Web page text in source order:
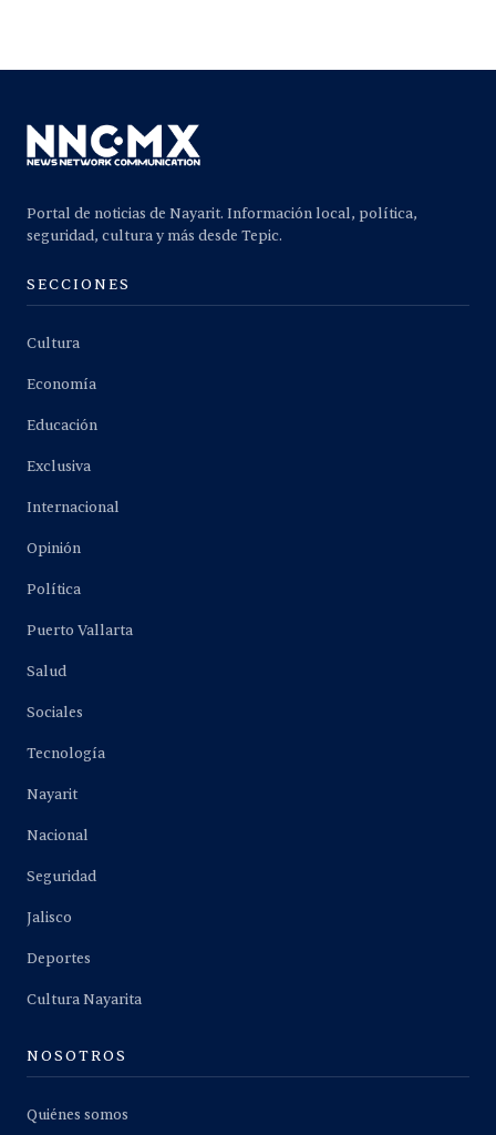
Portal de noticias de Nayarit. Información local, política,
seguridad, cultura y más desde Tepic.
SECCIONES
Cultura
Economía
Educación
Exclusiva
Internacional
Opinión
Política
Puerto Vallarta
Salud
Sociales
Tecnología
Nayarit
Nacional
Seguridad
Jalisco
Deportes
Cultura Nayarita
NOSOTROS
Quiénes somos